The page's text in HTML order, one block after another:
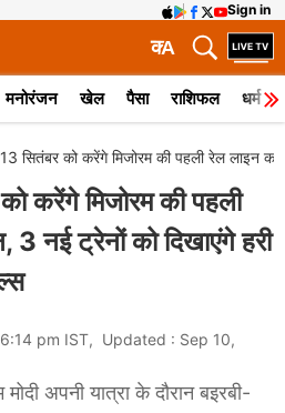
Sign in
A
क
मनोरंजन खेल पैसा राशिफल धर्म
13 सितंबर को करेंगे मिजोरम की पहली रेल लाइन
करेंगे मिजोरम की पहली
नई ट्रेनों को दिखाएंगे हरी
pm IST, Updated : Sep 10,
अपनी यात्रा के दौरान बइरबी-